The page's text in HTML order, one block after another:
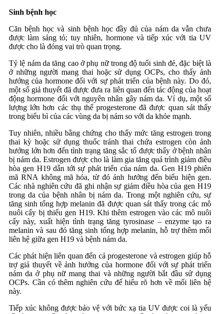
Sinh bệnh học
Căn bệnh học và sinh bệnh học đầy đủ của nám da vẫn chưa
được làm sáng tỏ; tuy nhiên, hormone và tiếp xúc với tia UV
được cho là đóng vai trò quan trọng.
Tỷ lệ nám da tăng cao ở phụ nữ trong độ tuổi sinh đẻ, đặc biệt là
ở những người mang thai hoặc sử dụng OCPs, cho thấy ảnh
hưởng của hormone đối với sự phát triển của bệnh này. Do đó,
một số giả thuyết đã được đưa ra liên quan đến tác động của hoạt
động hormone đối với nguyên nhân gây nám da. Ví dụ, một số
lượng lớn hơn các thụ thể progesterone đã được quan sát thấy
trong biểu bì của các vùng da bị nám so với da khỏe mạnh.
Tuy nhiên, nhiều bằng chứng cho thấy mức tăng estrogen trong
thai kỳ hoặc sử dụng thuốc tránh thai chứa estrogen còn ảnh
hưởng lớn hơn đến tình trạng tăng sắc tố được thấy ở bệnh nhân
bị nám da. Estrogen được cho là làm gia tăng quá trình giảm điều
hòa gen H19 dẫn tới sự phát triển của nám da. Gen H19 phiên
mã RNA không mã hóa, từ đó ảnh hưởng đến biểu hiện gen.
Các nhà nghiên cứu đã ghi nhận sự giảm điều hòa của gen H19
trong da của bệnh nhân bị nám da. Trong một nghiên cứu, sự
tăng sinh tổng hợp melanin đã được quan sát thấy trong các mô
nuôi cấy bị thiếu gen H19. Khi thêm estrogen vào các mô nuôi
cấy này, xuất hiện tình trạng tăng tyrosinase – enzyme tạo ra
melanin và sau đó tăng sinh tổng hợp melanin, hỗ trợ thêm mối
liên hệ giữa gen H19 và bệnh nám da.
Các phát hiện liên quan đến cả progesterone và estrogen giúp hỗ
trợ giả thuyết về ảnh hưởng của hormone đối với sự phát triển
nám da ở phụ nữ mang thai và những người bắt đầu sử dụng
OCPs. Cần có thêm nghiên cứu để hiểu rõ hơn về mối liên hệ
này.
Tiếp xúc không được bảo vệ với bức xạ tia UV được coi là yếu